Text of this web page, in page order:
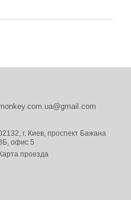
г. Киев, проспект Бажана
офис 5
Карта проезда